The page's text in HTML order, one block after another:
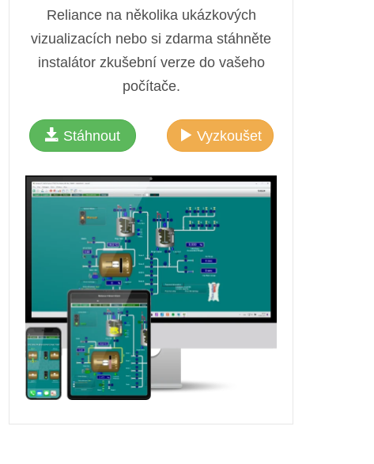
Reliance na několika ukázkových
vizualizacích nebo si zdarma stáhněte
instalátor zkušební verze do vašeho
počítače.
Stáhnout Vyzkoušet